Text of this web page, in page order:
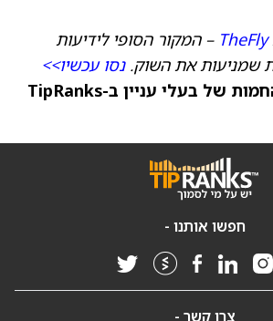
TheFly – המקור הסופי לידיעות
שמניעות את השוק.נסו עכשיו>>
ראו את המניות החמות של בעלי עניין ב-TipRanks
חפשו אותנו -
צרו קשר -